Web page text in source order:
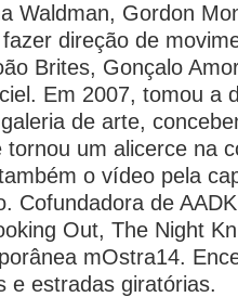
Waldman, Gordon
direção de
Brites, Gonçalo
Em 2007, tomou a
de arte,
um alicerce na
o vídeo pela
Cofundadora de
Out, The Night
mOstra14.
e estradas giratórias.